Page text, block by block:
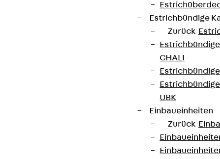
Estrichbündige
Zurück
CHALI
UBK
Einbaueinheiten
Zurück